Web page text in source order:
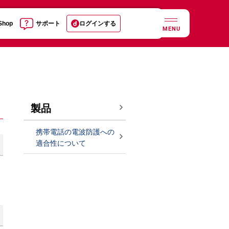
サポート ログインする
MENU
製品
携帯電話の電波防護への
適合性について